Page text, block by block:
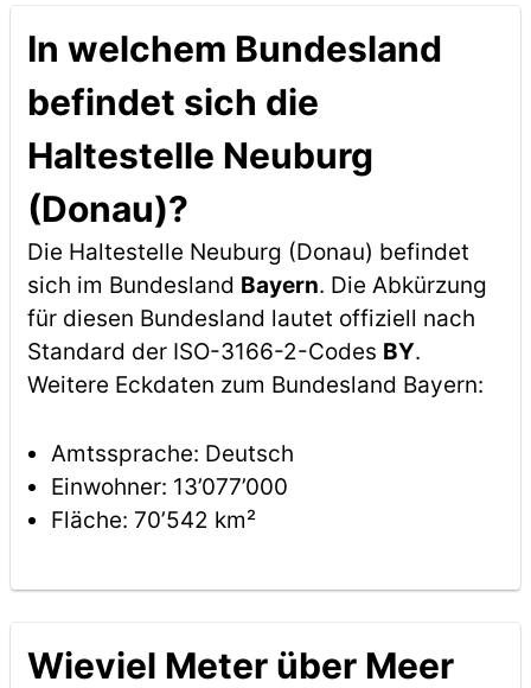
In welchem Bundesland
befindet sich die
Haltestelle Neuburg
(Donau)?
Die Haltestelle Neuburg (Donau) befindet
sich im Bundesland Bayern. Die Abkürzung
für diesen Bundesland lautet offiziell nach
Standard der ISO-3166-2-Codes BY.
Weitere Eckdaten zum Bundesland Bayern:
Amtssprache: Deutsch
Einwohner: 13’077’000
Fläche: 70’542 km²
Wieviel Meter über Meer